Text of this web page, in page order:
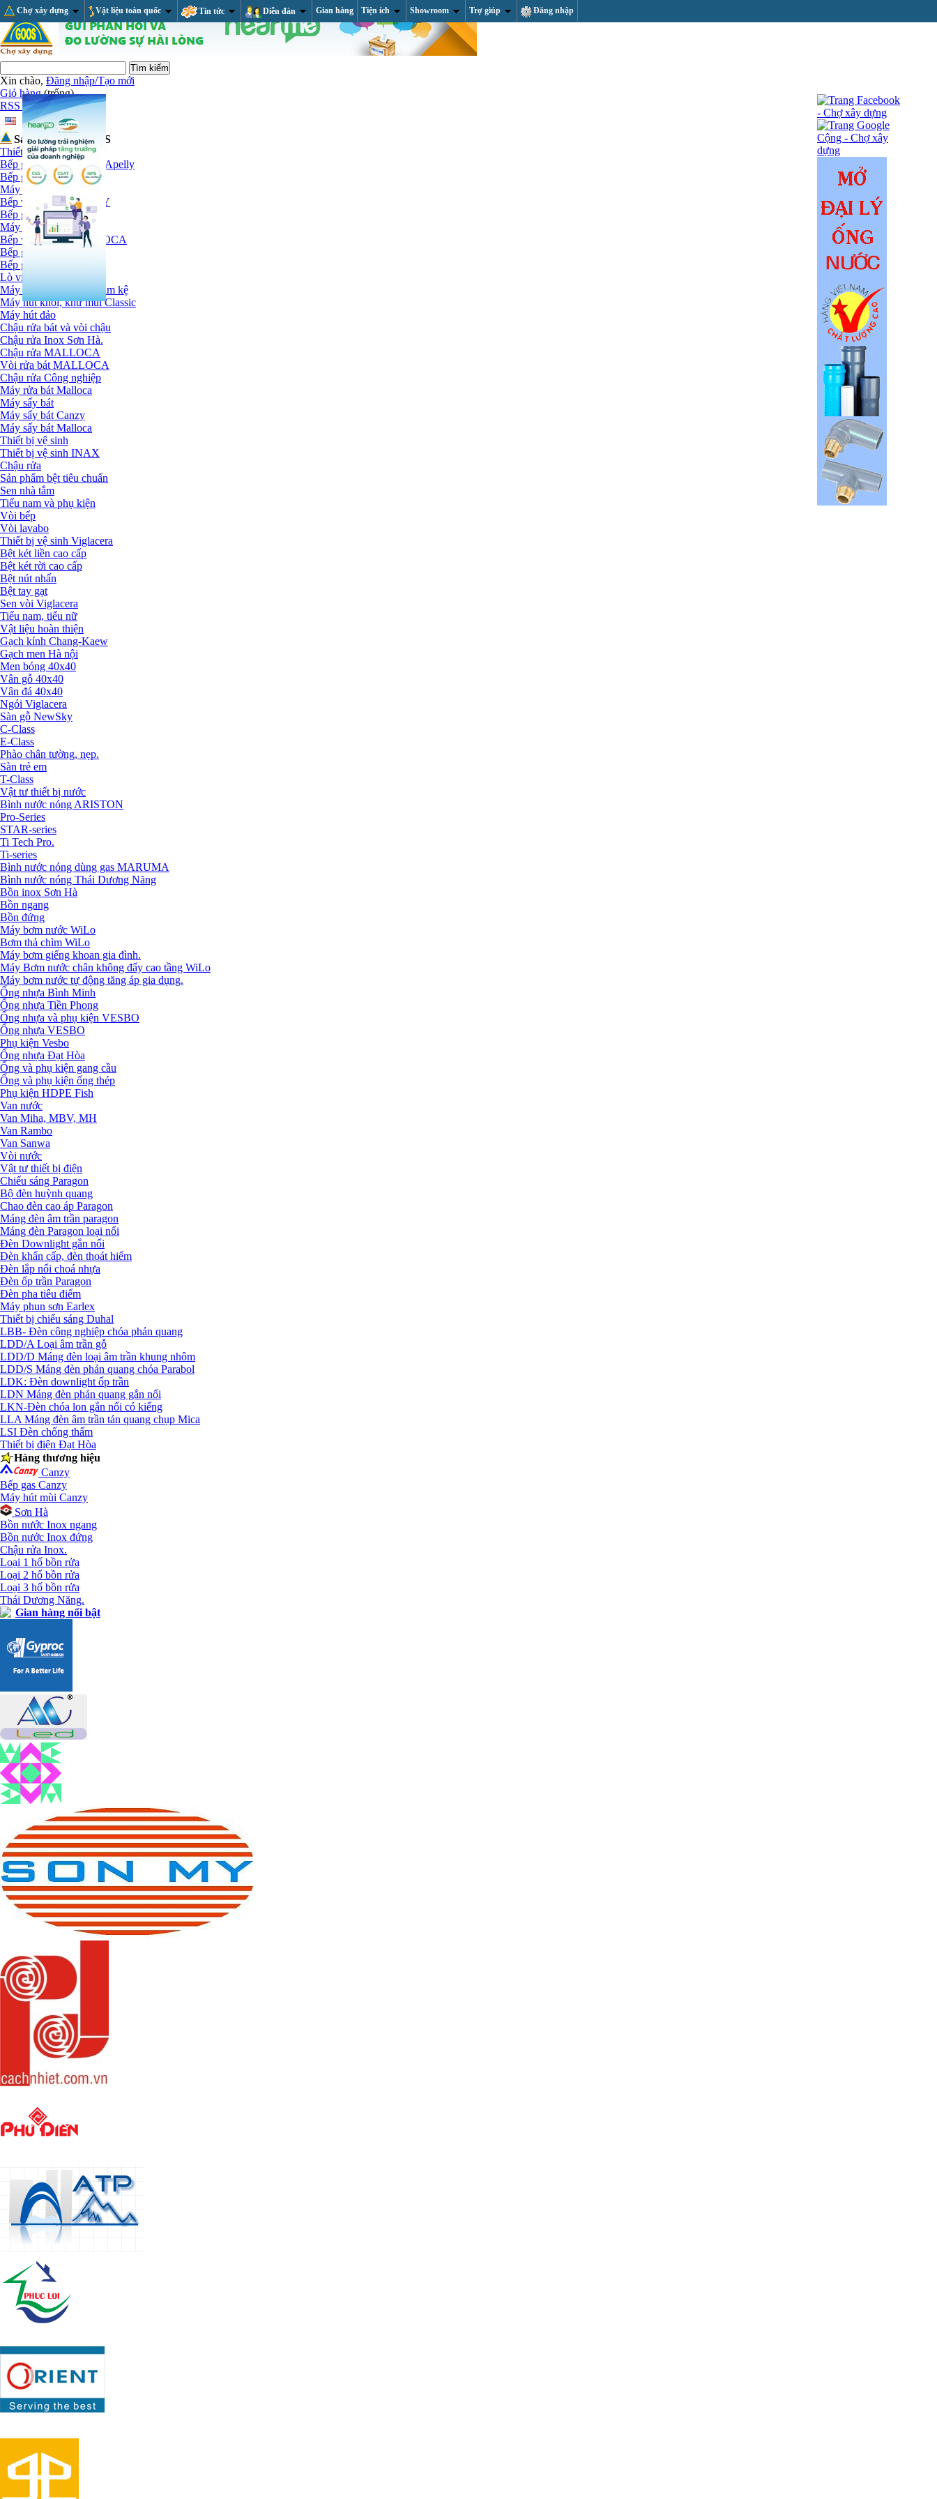
Chợ xây dựng Vật liệu toàn quốc Tin tức Diễn đàn Gian hàng Tiện ích Showroom Trợ giúp Đăng nhập
Xin chào, Đăng nhập/Tạo mới
Giỏ hàng (trống)
RSS Feed
Sản phẩm tại GOOS
Thiết bị nhà bếp
Bếp ga và máy hút mùi Apelly
Bếp ga Apelly
Máy hút mùi Apelly
Bếp và hút mùi CANZY
Bếp gas Canzy
Máy hút mùi Canzy
Bếp và hút mùi MALLOCA
Bếp gas
Bếp gas, điện kết hợp
Lò vi sóng
Máy hút khói khử mùi âm kệ
Máy hút khói, khử mùi Classic
Máy hút đảo
Chậu rửa bát và vòi chậu
Chậu rửa Inox Sơn Hà.
Chậu rửa MALLOCA
Vòi rửa bát MALLOCA
Chậu rửa Công nghiệp
Máy rửa bát Malloca
Máy sấy bát
Máy sấy bát Canzy
Máy sấy bát Malloca
Thiết bị vệ sinh
Thiết bị vệ sinh INAX
Chậu rửa
Sản phẩm bệt tiêu chuẩn
Sen nhà tắm
Tiểu nam và phụ kiện
Vòi bếp
Vòi lavabo
Thiết bị vệ sinh Viglacera
Bệt két liền cao cấp
Bệt két rời cao cấp
Bệt nút nhấn
Bệt tay gạt
Sen vòi Viglacera
Tiểu nam, tiểu nữ
Vật liệu hoàn thiện
Gạch kính Chang-Kaew
Gạch men Hà nội
Men bóng 40x40
Vân gỗ 40x40
Vân đá 40x40
Ngói Viglacera
Sàn gỗ NewSky
C-Class
E-Class
Phào chân tường, nẹp.
Sàn trẻ em
T-Class
Vật tư thiết bị nước
Bình nước nóng ARISTON
Pro-Series
STAR-series
Ti Tech Pro.
Ti-series
Bình nước nóng dùng gas MARUMA
Bình nước nóng Thái Dương Năng
Bồn inox Sơn Hà
Bồn ngang
Bồn đứng
Máy bơm nước WiLo
Bơm thả chìm WiLo
Máy bơm giếng khoan gia đình.
Máy Bơm nước chân không đẩy cao tầng WiLo
Máy bơm nước tự động tăng áp gia dụng.
Ống nhựa Bình Minh
Ống nhựa Tiền Phong
Ống nhựa và phụ kiện VESBO
Ống nhựa VESBO
Phụ kiện Vesbo
Ống nhựa Đạt Hòa
Ống và phụ kiện gang cầu
Ống và phụ kiện ống thép
Phụ kiện HDPE Fish
Van nước
Van Miha, MBV, MH
Van Rambo
Van Sanwa
Vòi nước
Vật tư thiết bị điện
Chiếu sáng Paragon
Bộ đèn huỳnh quang
Chao đèn cao áp Paragon
Máng đèn âm trần paragon
Máng đèn Paragon loại nổi
Đèn Downlight gắn nổi
Đèn khẩn cấp, đèn thoát hiểm
Đèn lắp nổi choá nhựa
Đèn ốp trần Paragon
Đèn pha tiêu điểm
Máy phun sơn Earlex
Thiết bị chiếu sáng Duhal
LBB- Đèn công nghiệp chóa phản quang
LDD/A Loại âm trần gỗ
LDD/D Máng đèn loại âm trần khung nhôm
LDD/S Máng đèn phản quang chóa Parabol
LDK: Đèn downlight ốp trần
LDN Máng đèn phản quang gắn nổi
LKN-Đèn chóa lon gắn nổi có kiếng
LLA Máng đèn âm trần tán quang chụp Mica
LSI Đèn chống thấm
Thiết bị điện Đạt Hòa
Hàng thương hiệu
Canzy
Bếp gas Canzy
Máy hút mùi Canzy
Sơn Hà
Bồn nước Inox ngang
Bồn nước Inox đứng
Chậu rửa Inox.
Loại 1 hố bồn rửa
Loại 2 hố bồn rửa
Loại 3 hố bồn rửa
Thái Dương Năng.
Gian hàng nổi bật